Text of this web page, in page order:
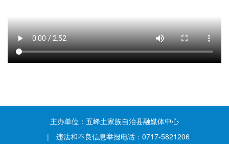
主办单位：五峰土家族自治县融媒体中心
| 违法和不良信息举报电话：0717-5821206